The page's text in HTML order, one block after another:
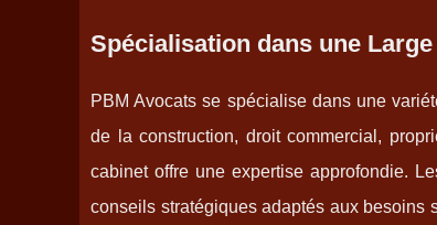
Spécialisation dans une
PBM Avocats se spécialise dans une
de la construction, droit commercial,
cabinet offre une expertise approfondie.
conseils stratégiques adaptés aux besoins